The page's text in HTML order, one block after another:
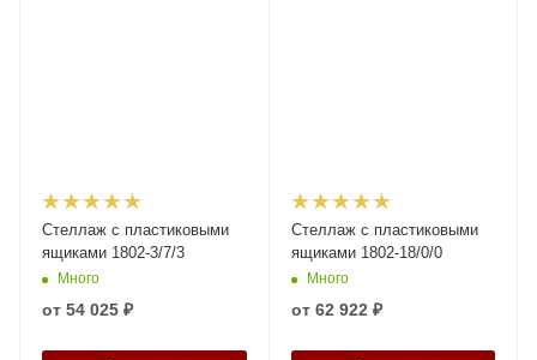
Стеллаж с пластиковыми
ящиками 1802-3/7/3
Много
от 54 025 ₽
Стеллаж с пластиковыми
ящиками 1802-18/0/0
Много
от 62 922 ₽